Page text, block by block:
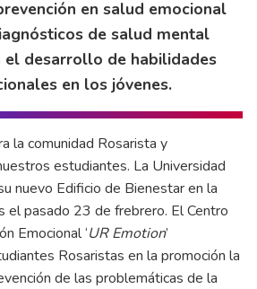
en salud emocional
de salud mental
el desarrollo de habilidades
en los jóvenes.
la comunidad Rosarista y
estudiantes. La Universidad
nuevo Edificio de Bienestar en la
el pasado 23 de frebrero. El Centro
Emocional ‘UR Emotion’
Rosaristas en la promoción la
de las problemáticas de la